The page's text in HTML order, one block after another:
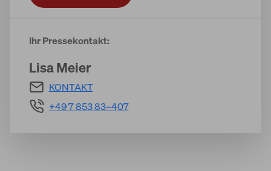
Ihr Pressekontakt:
Lisa Meier
KONTAKT
+49 7 853 83–407